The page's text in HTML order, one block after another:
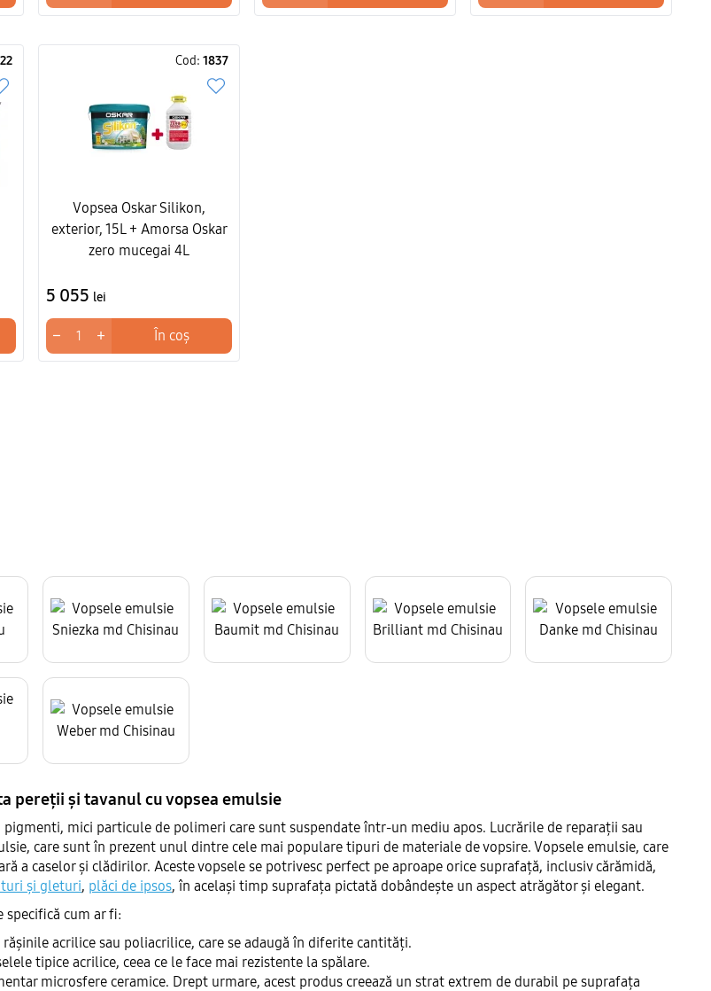
Cod: 1837
Vopsea Oskar Silikon,
exterior, 15L + Amorsa Oskar
zero mucegai 4L
5 055 lei
− + În coș
pereții și tavanul cu vopsea emulsie
mici particule de polimeri care sunt suspendate într-un mediu apos. Lucrările de reparații sau
care sunt în prezent unul dintre cele mai populare tipuri de materiale de vopsire. Vopsele emulsie, care
caselor și clădirilor. Aceste vopsele se potrivesc perfect pe aproape orice suprafață, inclusiv cărămidă,
și gleturi, plăci de ipsos, în același timp suprafața pictată dobândește un aspect atrăgător și elegant.
cum ar fi:
acrilice sau poliacrilice, care se adaugă în diferite cantități.
tipice acrilice, ceea ce le face mai rezistente la spălare.
microsfere ceramice. Drept urmare, acest produs creează un strat extrem de durabil pe suprafața